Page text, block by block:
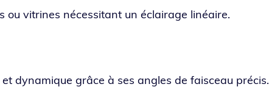
ou vitrines néces­si­tant un éclai­rage linéaire.
dyna­mique grâce à ses angles de fais­ceau précis.